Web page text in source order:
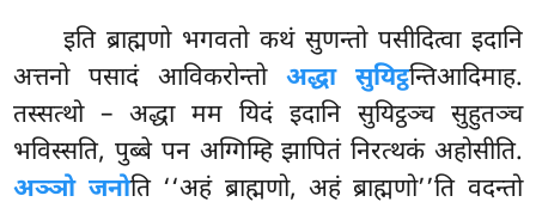
इति ब्राह्मणो भगवतो कथं सुणन्तो पसीदित्वा इदानि
अत्तनो पसादं आविकरोन्तो अद्धा सुयिट्ठन्तिआदिमाह.
तस्सत्थो – अद्धा मम यिदं इदानि सुयिट्ठञ्च सुहुतञ्च
भविस्सति, पुब्बे पन अग्गिम्हि झापितं निरत्थकं अहोसीति.
अञ्ञो जनोति ‘‘अहं ब्राह्मणो, अहं ब्राह्मणो’’ति वदन्तो